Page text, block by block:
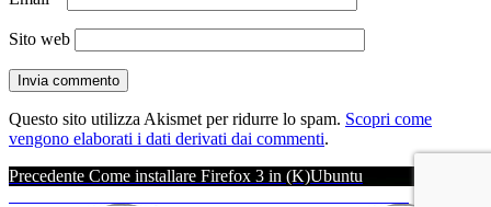
Sito web
Questo sito utilizza Akismet per ridurre lo spam. Scopri come
vengono elaborati i dati derivati dai commenti.
Navigazione
Precedente Articolo
Come installare Firefox 3 in (K)Ubuntu